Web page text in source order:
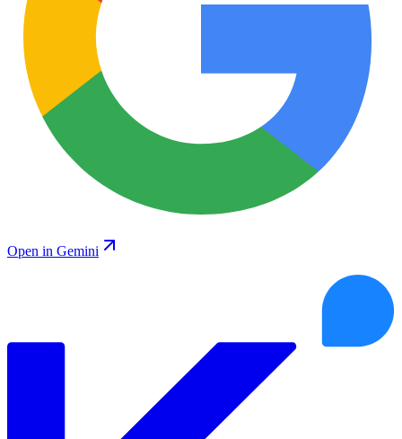
Open in Gemini